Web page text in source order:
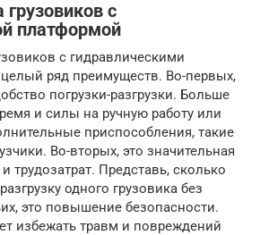
с
платформой
с гидравлическими
ряд преимуществ. Во-первых,
погрузки-разгрузки. Больше
и силы на ручную работу или
приспособления, такие
Во-вторых, это значительная
трудозатрат. Представь, сколько
одного грузовика без
это повышение безопасности.
избежать травм и повреждений